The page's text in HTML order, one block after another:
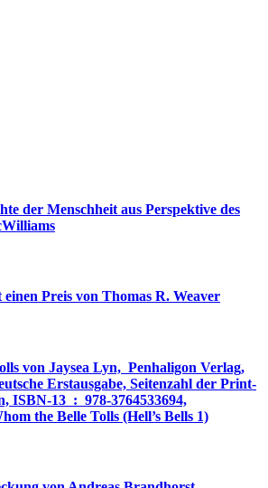
der Menschheit aus Perspektive des
einen Preis von Thomas R. Weaver
von Jaysea Lyn, ‎ Penhaligon Verlag,
Erstausgabe, Seitenzahl der Print-
: ‎ For Whom the Belle Tolls (Hell’s Bells 1)